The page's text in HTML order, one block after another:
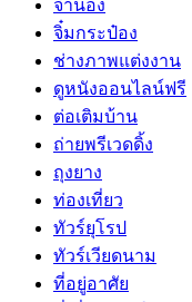
จำนอง
จิ๋มกระป๋อง
ช่างภาพแต่งงาน
ดูหนังออนไลน์ฟรี
ต่อเติมบ้าน
ถ่ายพรีเวดดิ้ง
ถุงยาง
ท่องเที่ยว
ทัวร์ยุโรป
ทัวร์เวียดนาม
ที่อยู่อาศัย